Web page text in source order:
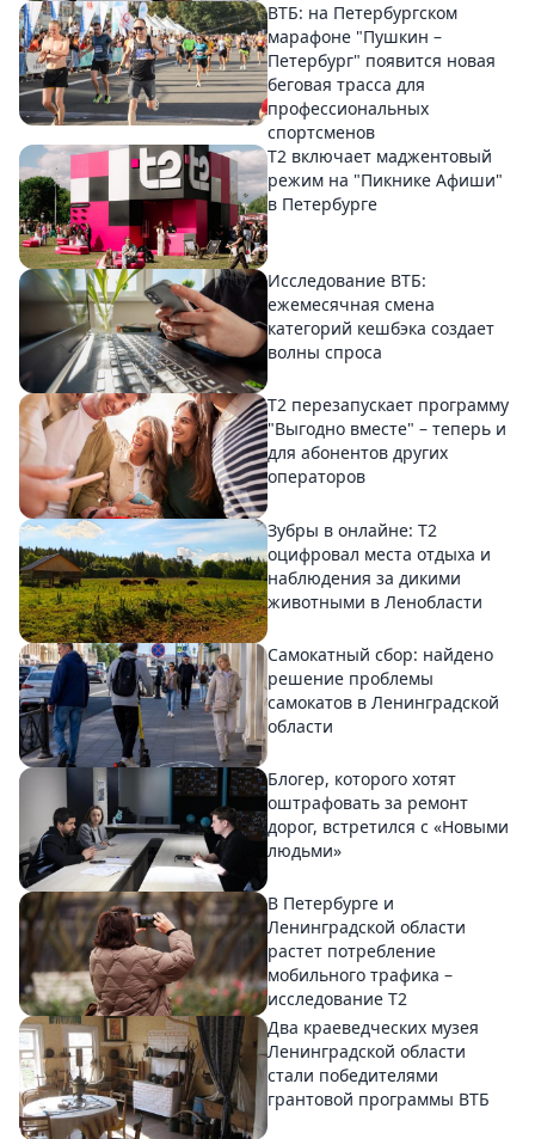
ВТБ: на Петербургском
марафоне "Пушкин –
Петербург" появится новая
беговая трасса для
профессиональных
спортсменов
Т2 включает маджентовый
режим на "Пикнике Афиши"
в Петербурге
Исследование ВТБ:
ежемесячная смена
категорий кешбэка создает
волны спроса
Т2 перезапускает программу
"Выгодно вместе" – теперь и
для абонентов других
операторов
Зубры в онлайне: Т2
оцифровал места отдыха и
наблюдения за дикими
животными в Ленобласти
Самокатный сбор: найдено
решение проблемы
самокатов в Ленинградской
области
Блогер, которого хотят
оштрафовать за ремонт
дорог, встретился с «Новыми
людьми»
В Петербурге и
Ленинградской области
растет потребление
мобильного трафика –
исследование T2
Два краеведческих музея
Ленинградской области
стали победителями
грантовой программы ВТБ